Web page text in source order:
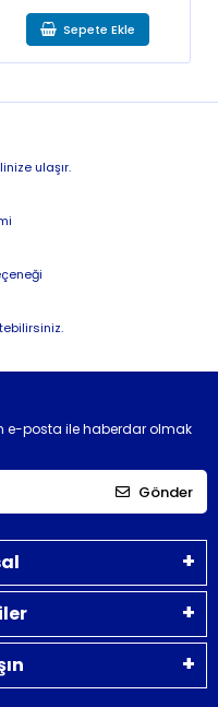
Sepete Ekle
ulaşır.
e-posta ile haberdar olmak
Gönder